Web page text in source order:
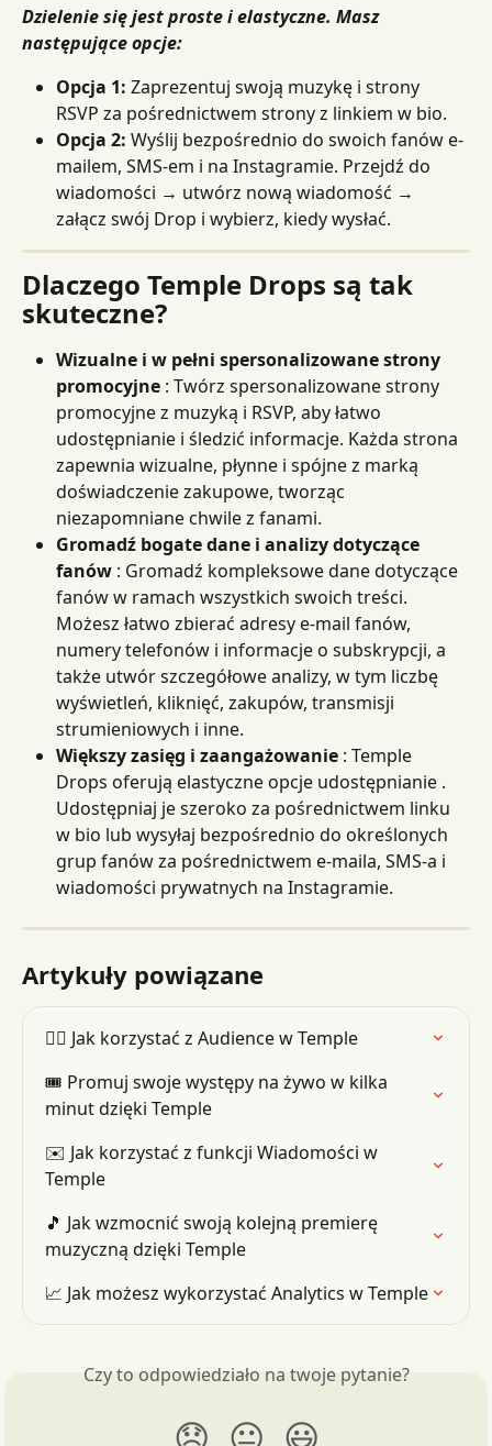
Dzielenie się jest proste i elastyczne. Masz
następujące opcje:
Opcja 1: Zaprezentuj swoją muzykę i strony
RSVP za pośrednictwem strony z linkiem w bio.
Opcja 2: Wyślij bezpośrednio do swoich fanów e-
mailem, SMS-em i na Instagramie. Przejdź do
wiadomości → utwórz nową wiadomość →
załącz swój Drop i wybierz, kiedy wysłać.
Dlaczego Temple Drops są tak
skuteczne?
Wizualne i w pełni spersonalizowane strony
promocyjne : Twórz spersonalizowane strony
promocyjne z muzyką i RSVP, aby łatwo
udostępnianie i śledzić informacje. Każda strona
zapewnia wizualne, płynne i spójne z marką
doświadczenie zakupowe, tworząc
niezapomniane chwile z fanami.
Gromadź bogate dane i analizy dotyczące
fanów : Gromadź kompleksowe dane dotyczące
fanów w ramach wszystkich swoich treści.
Możesz łatwo zbierać adresy e-mail fanów,
numery telefonów i informacje o subskrypcji, a
także utwór szczegółowe analizy, w tym liczbę
wyświetleń, kliknięć, zakupów, transmisji
strumieniowych i inne.
Większy zasięg i zaangażowanie : Temple
Drops oferują elastyczne opcje udostępnianie .
Udostępniaj je szeroko za pośrednictwem linku
w bio lub wysyłaj bezpośrednio do określonych
grup fanów za pośrednictwem e-maila, SMS-a i
wiadomości prywatnych na Instagramie.
Artykuły powiązane
👯‍♂️ Jak korzystać z Audience w Temple
🎟 Promuj swoje występy na żywo w kilka
minut dzięki Temple
✉️ Jak korzystać z funkcji Wiadomości w
Temple
🎵 Jak wzmocnić swoją kolejną premierę
muzyczną dzięki Temple
📈 Jak możesz wykorzystać Analytics w Temple
Czy to odpowiedziało na twoje pytanie?